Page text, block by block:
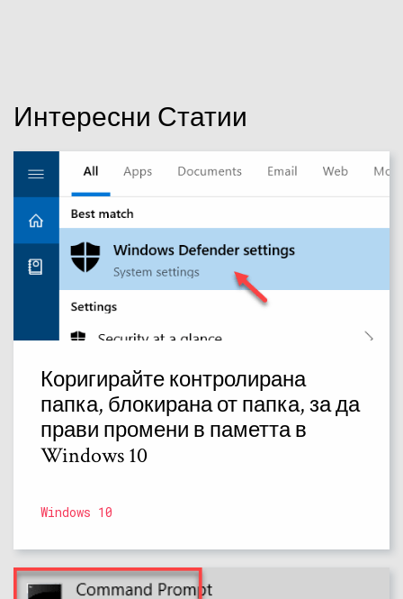
Интересни Статии
Коригирайте контролирана
папка, блокирана от папка, за да
прави промени в паметта в
Windows 10
Windows 10